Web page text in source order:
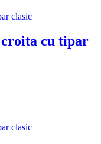
croita cu tipar